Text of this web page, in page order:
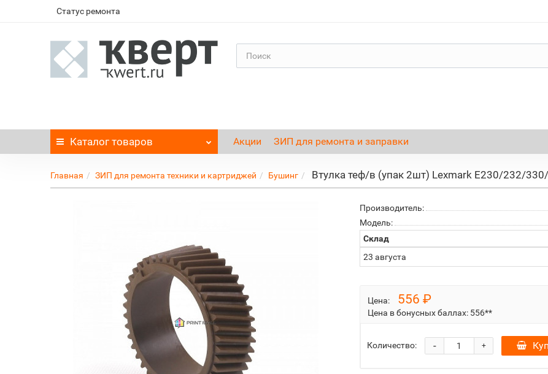
Статус ремонта
Каталог товаров Акции ЗИП для ремонта и заправки
Главная ЗИП для ремонта техники и картриджей Бушинг Втулка теф/в (упак 2шт) Lexmark E230/232/
Производитель:
Модель:
Склад
23 августа
Цена: 556 ₽
Цена в бонусных баллах: 556**
Количество: +
-